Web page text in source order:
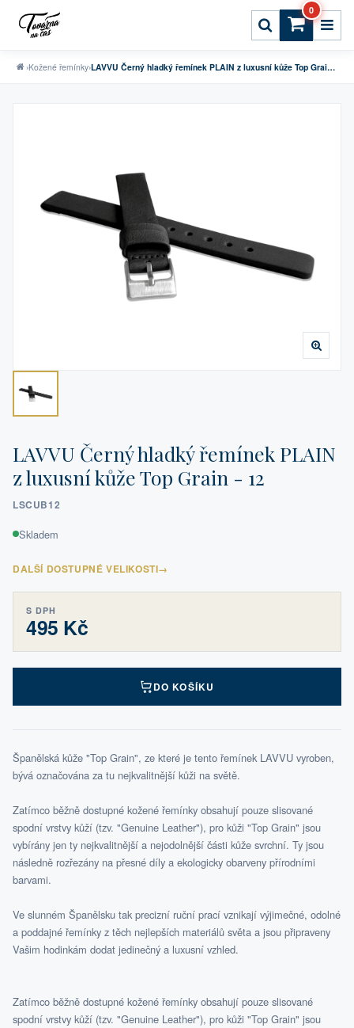
0
›Kožené řemínky› LAVVU Černý hladký řemínek PLAIN z luxusní kůže Top Grain - 12
LAVVU Černý hladký řemínek PLAIN
z luxusní kůže Top Grain - 12
LSCUB12
Skladem
DALŠÍ DOSTUPNÉ VELIKOSTI→
S DPH
495 Kč
DO KOŠÍKU
Španělská kůže "Top Grain", ze které je tento řemínek LAVVU vyroben,
bývá označována za tu nejkvalitnější kůži na světě.
Zatímco běžně dostupné kožené řemínky obsahují pouze slisované
spodní vrstvy kůží (tzv. "Genuine Leather"), pro kůži "Top Grain" jsou
vybírány jen ty nejkvalitnější a nejodolnější části kůže svrchní. Ty jsou
následně rozřezány na přesné díly a ekologicky obarveny přírodními
barvami.
Ve slunném Španělsku tak precizní ruční prací vznikají výjimečné, odolné
a poddajné řemínky z těch nejlepších materiálů světa a jsou připraveny
Vašim hodinkám dodat jedinečný a luxusní vzhled.
Zatímco běžně dostupné kožené řemínky obsahují pouze slisované
spodní vrstvy kůží (tzv. "Genuine Leather"), pro kůži "Top Grain" jsou